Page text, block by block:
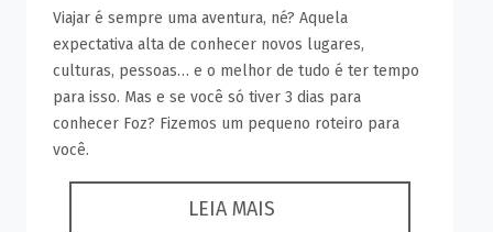
Viajar é sempre uma aventura, né? Aquela
expectativa alta de conhecer novos lugares,
culturas, pessoas… e o melhor de tudo é ter tempo
para isso. Mas e se você só tiver 3 dias para
conhecer Foz? Fizemos um pequeno roteiro para
você.
LEIA MAIS